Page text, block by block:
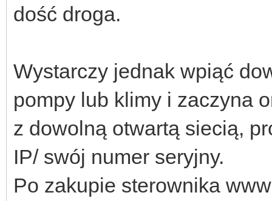
dość droga.
Wystarczy jednak wpiąć
pompy lub klimy i zaczyna
z dowolną otwartą siecią,
IP/ swój numer seryjny.
Po zakupie sterownika